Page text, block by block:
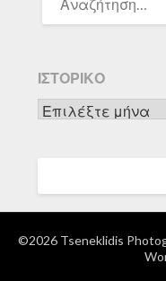
ΓΙΑ:
ΙΣΤΟΡΙΚΌ
Ιστορικό
©2026 Tseneklidis